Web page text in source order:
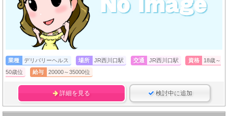
業種 デリバリーヘルス 場所 JR西川口駅 交通 JR西川口駅 資格
18歳～
50歳位
給与 20000～35000位
詳細を見る 検討中に追加